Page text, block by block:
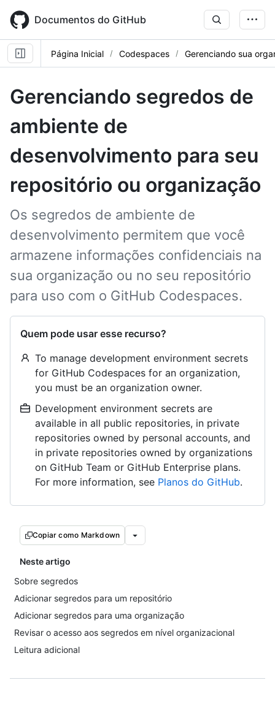
main
content
Documentos do GitHub
Página Inicial Codespaces Gerenciando sua
Gerenciando segredos de
ambiente de
desenvolvimento para seu
repositório ou organização
Os segredos de ambiente de
desenvolvimento permitem que você
armazene informações confidenciais na
sua organização ou no seu repositório
para uso com o GitHub Codespaces.
Quem pode usar esse recurso?
To manage development environment secrets
for GitHub Codespaces for an organization,
you must be an organization owner.
Development environment secrets are
available in all public repositories, in private
repositories owned by personal accounts, and
in private repositories owned by organizations
on GitHub Team or GitHub Enterprise plans.
For more information, see Planos do GitHub.
Copiar como Markdown
Neste artigo
Sobre segredos
Adicionar segredos para um repositório
Adicionar segredos para uma organização
Revisar o acesso aos segredos em nível organizacional
Leitura adicional